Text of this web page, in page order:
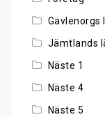
Gävlenorgs
Jämtlands
Näste 1
Näste 4
Näste 5